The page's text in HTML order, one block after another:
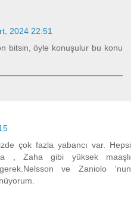
2024 22:51
bitsin, öyle konuşulur bu konu
çok fazla yabancı var. Hepsi
, Zaha gibi yüksek maaşlı
ve Zaniolo 'nun